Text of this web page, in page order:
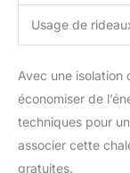
Usage de
Avec une isolation
économiser de
techniques pour
associer cette
gratuites.